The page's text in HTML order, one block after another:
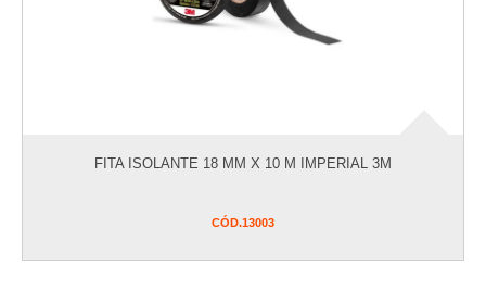
FITA ISOLANTE 18 MM X 10 M IMPERIAL 3M
CÓD.13003